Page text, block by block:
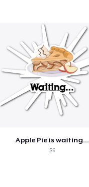
Apple Pie is waiting...
$6